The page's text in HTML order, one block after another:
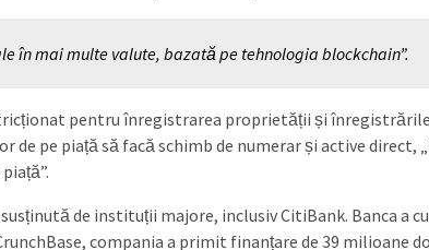
în mai multe valute, bazată pe tehnologia blockchain”.
pentru înregistrarea proprietății și
pe piață să facă schimb de numerar și active direct,
de instituții majore, inclusiv CitiBank. Banca a
compania a primit finanțare de 39 milioane